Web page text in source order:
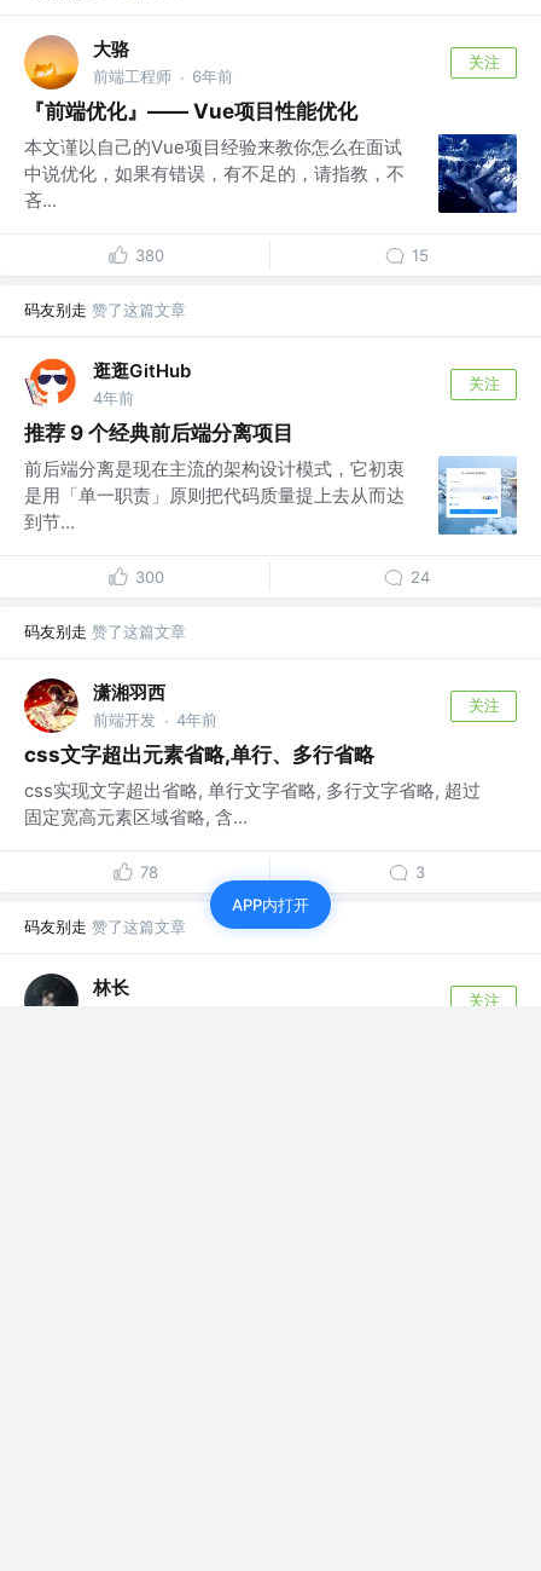
大骆
前端工程师 · 6年前
关注
『前端优化』—— Vue项目性能优化
本文谨以自己的Vue项目经验来教你怎么在面试
中说优化，如果有错误，有不足的，请指教，不
吝...
380 15
码友别走 赞了这篇文章
逛逛GitHub
4年前
关注
推荐 9 个经典前后端分离项目
前后端分离是现在主流的架构设计模式，它初衷
是用「单一职责」原则把代码质量提上去从而达
到节...
300 24
码友别走 赞了这篇文章
潇湘羽西
前端开发 · 4年前
关注
css文字超出元素省略,单行、多行省略
css实现文字超出省略, 单行文字省略, 多行文字省略, 超过
固定宽高元素区域省略, 含...
78 3
码友别走 赞了这篇文章
林长
关注
APP内打开